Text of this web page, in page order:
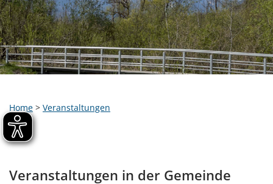
Home > Veranstaltungen
Veranstaltungen in der Gemeinde